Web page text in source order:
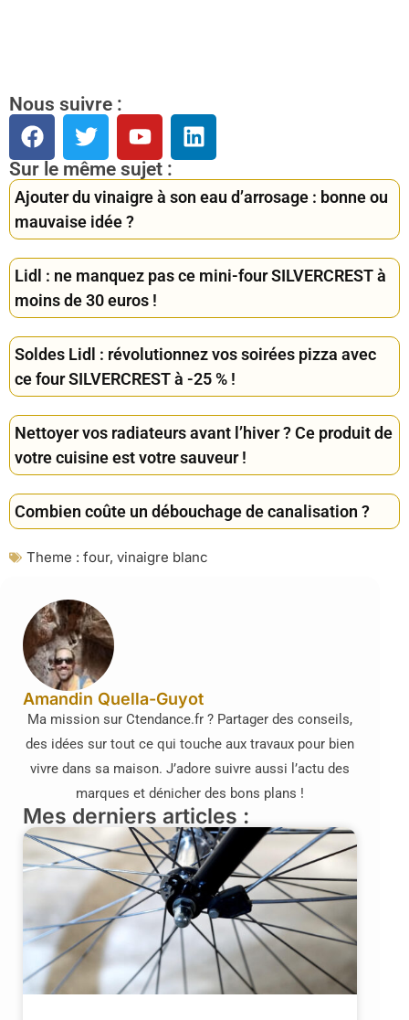
Nous suivre :
Sur le même sujet :
Ajouter du vinaigre à son eau d’arrosage : bonne ou
mauvaise idée ?
Lidl : ne manquez pas ce mini-four SILVERCREST à
moins de 30 euros !
Soldes Lidl : révolutionnez vos soirées pizza avec
ce four SILVERCREST à -25 % !
Nettoyer vos radiateurs avant l’hiver ? Ce produit de
votre cuisine est votre sauveur !
Combien coûte un débouchage de canalisation ?
Theme : four, vinaigre blanc
Amandin Quella-Guyot
Ma mission sur Ctendance.fr ? Partager des conseils,
des idées sur tout ce qui touche aux travaux pour bien
vivre dans sa maison. J’adore suivre aussi l’actu des
marques et dénicher des bons plans !
Mes derniers articles :